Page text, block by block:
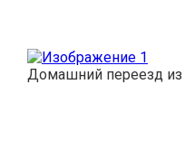
Домашний переезд